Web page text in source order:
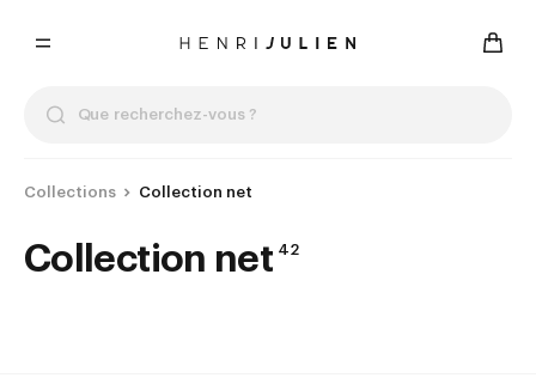
Collections Collection net
Collection net 42